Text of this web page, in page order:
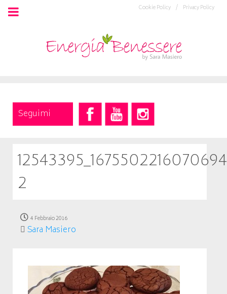
Privacy Policy
Cookie Policy /
Seguimi
2
4 Febbraio 2016
Sara Masiero